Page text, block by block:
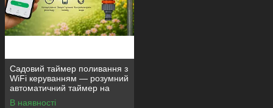
Садовий таймер поливання з
WiFi керуванням — розумний
автоматичний таймер на
батарейках, Tuya, SmartLife
В наявності